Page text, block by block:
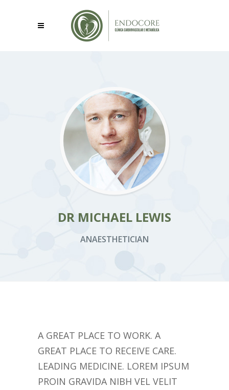
DR MICHAEL LEWIS
ANAESTHETICIAN
A GREAT PLACE TO WORK. A
GREAT PLACE TO RECEIVE CARE.
LEADING MEDICINE. LOREM IPSUM
PROIN GRAVIDA NIBH VEL VELIT